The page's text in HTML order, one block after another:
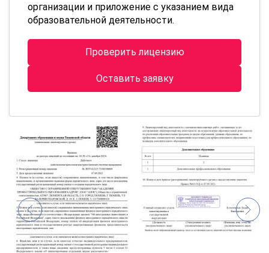
организации и приложение с указанием вида
образовательной деятельности.
Проверить лицензию
Оставить заявку